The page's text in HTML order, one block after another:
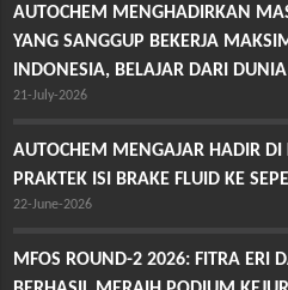
AUTOCHEM MENGHADIRKAN
YANG SANGGUP BEKERJA
INDONESIA, BELAJAR DARI
21-July-2026
AUTOCHEM MENGAJAR HADIR DI
PRAKTEK ISI BRAKE FLUID KE
22-June-2026
MFOS ROUND-2 2026: FITRA ERI